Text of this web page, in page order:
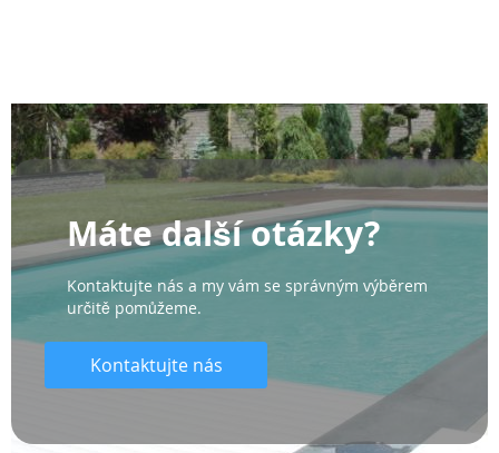
Máte další otázky?
Kontaktujte nás a my vám se správným výběrem
určitě pomůžeme.
Kontaktujte nás